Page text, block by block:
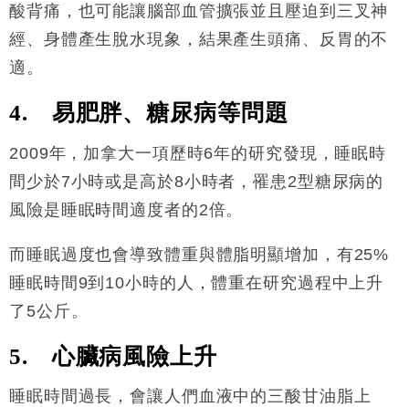
酸背痛，也可能讓腦部血管擴張並且壓迫到三叉神
經、身體產生脫水現象，結果產生頭痛、反胃的不
適。
4. 易肥胖、糖尿病等問題
2009年，加拿大一項歷時6年的研究發現，睡眠時
間少於7小時或是高於8小時者，罹患2型糖尿病的
風險是睡眠時間適度者的2倍。
而睡眠過度也會導致體重與體脂明顯增加，有25%
睡眠時間9到10小時的人，體重在研究過程中上升
了5公斤。
5. 心臟病風險上升
睡眠時間過長，會讓人們血液中的三酸甘油脂上